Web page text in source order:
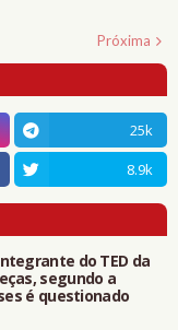
Próxima
25k
8.9k
do TED da
segundo a
é questionado